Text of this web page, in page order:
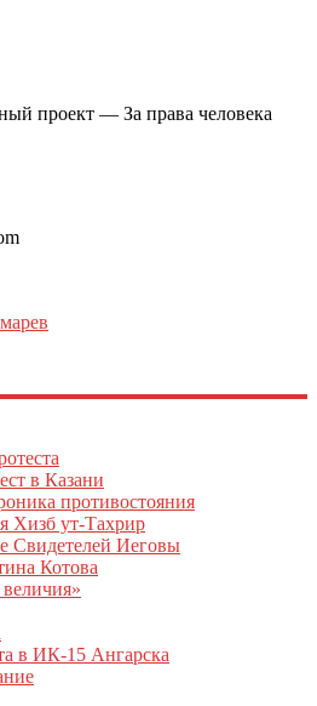
проект — За права человека
в Казани
противостояния
Хизб ут-Тахрир
Свидетелей Иеговы
Котова
в ИК-15 Ангарска